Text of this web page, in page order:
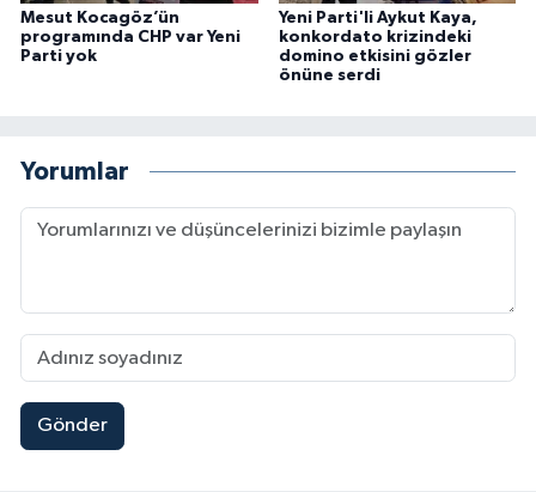
Mesut Kocagöz’ün
programında CHP var Yeni
Parti yok
Yeni Parti'li Aykut Kaya,
konkordato krizindeki
domino etkisini gözler
önüne serdi
Yorumlar
Gönder